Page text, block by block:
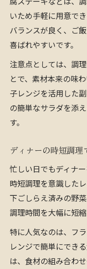
いため手軽に用意で
バランスが良く、ご
喜ばれやすいです。
注意点としては、調
とで、素材本来の味
子レンジを活用した
の簡単なサラダを添
す。
ディナーの時短調
忙しい日でもディナ
時短調理を意識した
下ごしらえ済みの野
調理時間を大幅に短縮
特に人気なのは、フ
レンジで簡単にでき
は、食材の組み合わ